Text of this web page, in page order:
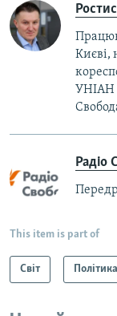
Києві,
УНІАН
Радіо
This item is part of
Світ Політика